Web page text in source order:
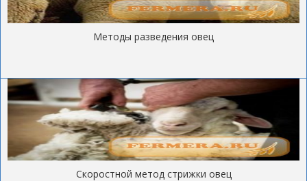
Методы разведения овец
Скоростной метод стрижки овец